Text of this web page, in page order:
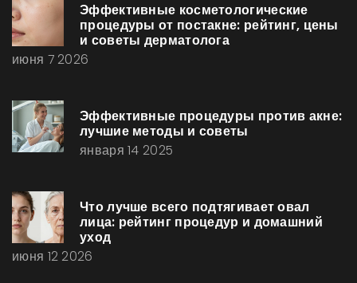
Эффективные косметологические
процедуры от постакне: рейтинг, цены
и советы дерматолога
июня 7 2026
Эффективные процедуры против акне:
лучшие методы и советы
января 14 2025
Что лучше всего подтягивает овал
лица: рейтинг процедур и домашний
уход
июня 12 2026